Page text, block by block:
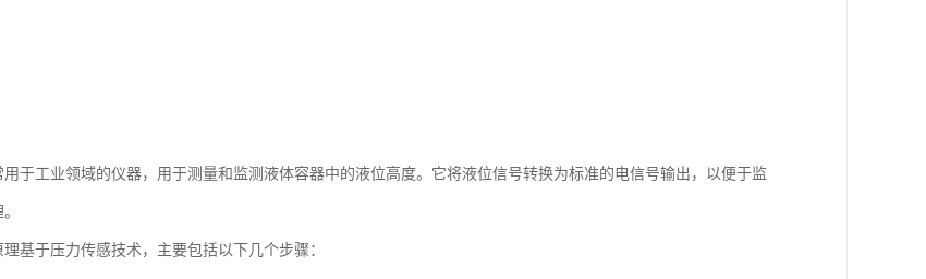
于工业领域的仪器，用于测量和监测液体容器中的液位高度。它将液位信号转换为标准的电信号输出，以便于监
基于压力传感技术，主要包括以下几个步骤：